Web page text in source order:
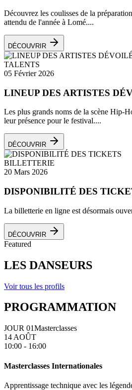
Découvrez les coulisses de la
attendu de l'année à Lomé....
DÉCOUVRIR
TALENTS
05 Février 2026
LINEUP DES ARTISTES
Les plus grands noms de la scène Hip-
leur présence pour le festival....
DÉCOUVRIR
BILLETTERIE
20 Mars 2026
DISPONIBILITÉ DES
La billetterie en ligne est désormais
DÉCOUVRIR
Featured
LES DANSEURS
Voir tous les profils
PROGRAMMATION
JOUR 01Masterclasses
14 AOÛT
10:00 - 16:00
Masterclasses Internationales
Apprentissage technique avec les